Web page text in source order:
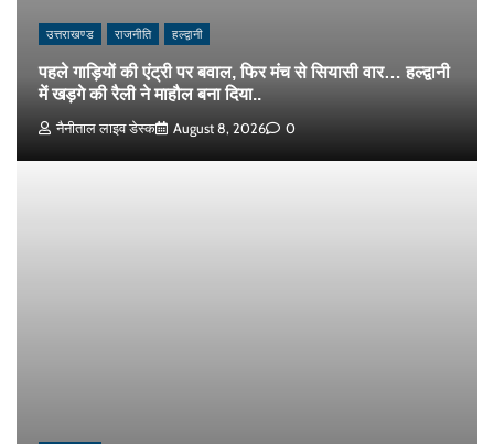
उत्तराखण्ड राजनीति हल्द्वानी
पहले गाड़ियों की एंट्री पर बवाल, फिर मंच से सियासी वार… हल्द्वानी
में खड़गे की रैली ने माहौल बना दिया..
नैनीताल लाइव डेस्क August 8, 2026 0